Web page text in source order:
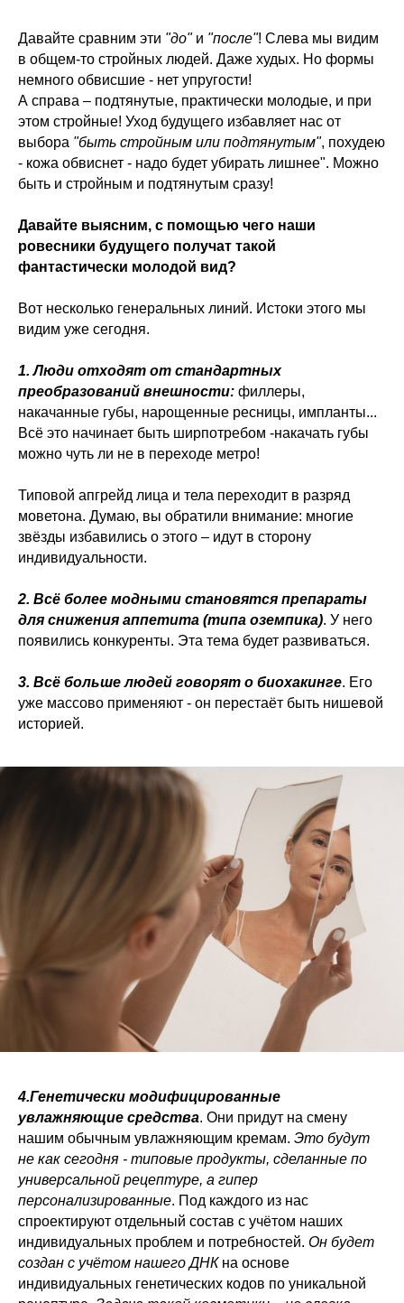
Давайте сравним эти "до"и "после"! Слева мы видим
в общем-то стройных людей. Даже худых. Но формы
немного обвисшие - нет упругости!
А справа – подтянутые, практически молодые, и при
этом стройные! Уход будущего избавляет нас от
выбора "быть стройным или подтянутым", похудею
- кожа обвиснет - надо будет убирать лишнее". Можно
быть и стройным и подтянутым сразу!
Давайте выясним, с помощью чего наши
ровесники будущего получат такой
фантастически молодой вид?
Вот несколько генеральных линий. Истоки этого мы
видим уже сегодня.
1. Люди отходят от стандартных
преобразований внешности: филлеры,
накачанные губы, нарощенные ресницы, импланты...
Всё это начинает быть ширпотребом -накачать губы
можно чуть ли не в переходе метро!
Типовой апгрейд лица и тела переходит в разряд
моветона. Думаю, вы обратили внимание: многие
звёзды избавились о этого – идут в сторону
индивидуальности.
2. Всё более модными становятся препараты
для снижения аппетита (типа оземпика). У него
появились конкуренты. Эта тема будет развиваться.
3. Всё больше людей говорят о биохакинге. Его
уже массово применяют - он перестаёт быть нишевой
историей.
4.Генетически модифицированные
увлажняющие средства. Они придут на смену
нашим обычным увлажняющим кремам. Это будут
не как сегодня - типовые продукты, сделанные по
универсальной рецептуре, а гипер
персонализированные. Под каждого из нас
спроектируют отдельный состав с учётом наших
индивидуальных проблем и потребностей. Он будет
создан с учётом нашего ДНКна основе
индивидуальных генетических кодов по уникальной